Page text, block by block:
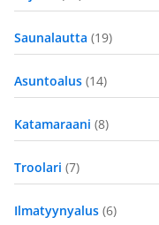
Saunalautta (19)
Asuntoalus (14)
Katamaraani (8)
Troolari (7)
Ilmatyynyalus (6)